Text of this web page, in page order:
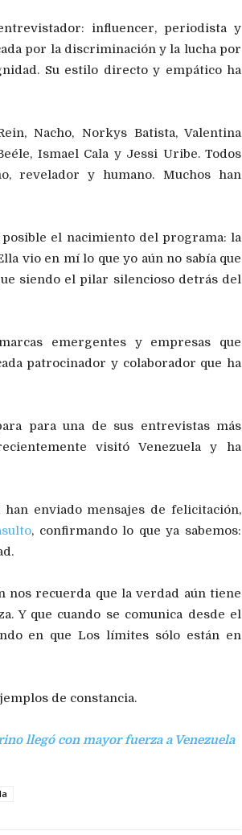
influencer, periodista y
por la discriminación y la lucha por
Su estilo directo y empático ha
Nacho, Norkys Batista, Valentina
Ismael Cala y Jessi Uribe. Todos
revelador y humano. Muchos han
el nacimiento del programa: la
vio en mí lo que yo aún no sabía que
siendo el pilar silencioso detrás del
emergentes y empresas que
patrocinador y colaborador que ha
para una de sus entrevistas más
visitó Venezuela y ha
enviado mensajes de felicitación,
, confirmando lo que ya sabemos:
nos recuerda que la verdad aún tiene
Y que cuando se comunica desde el
en que Los límites sólo están en
de constancia.
llegó con mayor fuerza a Venezuela